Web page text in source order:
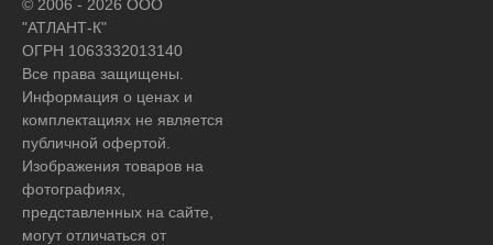
© 2006 - 2026 ООО
"АТЛАНТ-К"
ОГРН 1063332013140
Все права защищены.
Информация о ценах и
комплектациях не является
публичной офертой.
Изображения товаров на
фотографиях,
представленных на сайте,
могут отличаться от